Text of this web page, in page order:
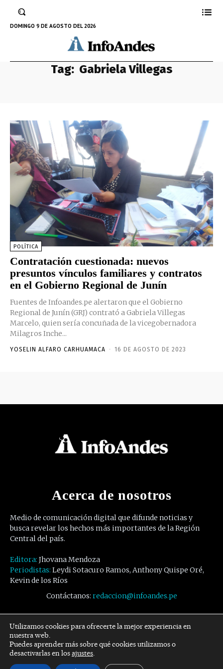
DOMINGO 9 DE AGOSTO DEL 2026
Tag: Gabriela Villegas
POLÍTICA
Contratación cuestionada: nuevos
presuntos vínculos familiares y contratos
en el Gobierno Regional de Junín
Fuentes de Infoandes.pe alertaron que el Gobierno
Regional de Junín (GRJ) contrató a Gabriela Villegas
Marcelo, quien sería concuñada de la vicegobernadora
Milagros Inche...
YOSELIN ALFARO CARHUAMACA - 16 DE AGOSTO DE 2023
Acerca de nosotros
Medio de comunicación digital que difunde noticias y
busca revelar los hechos más importantes de la Región
Central del país.
Editora: Jhovana Mendoza
Periodistas: Leydi Sotacuro Ramos, Anthony Quispe Oré,
Kevin de los Ríos
Contáctanos: redaccion@infoandes.pe
Síguenos
Facebook Twitter Youtube
Utilizamos cookies para ofrecerte la mejor experiencia en
nuestra web.
Puedes aprender más sobre qué cookies utilizamos o
desactivarlas en losajustes.